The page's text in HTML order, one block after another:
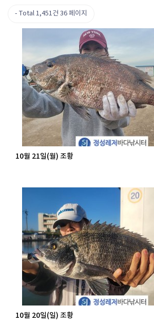
Total 1,451건 36 페이지
10월 21일(월) 조황
10월 20일(일) 조황